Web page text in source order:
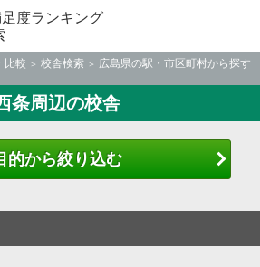
度ランキング
比較 校舎検索
広島県の駅・市区町村から探す
条周辺の校舎
的から絞り込む